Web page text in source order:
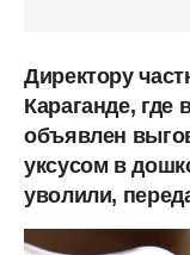
Директору
Караганде, где
объявлен
уксусом в
уволили,